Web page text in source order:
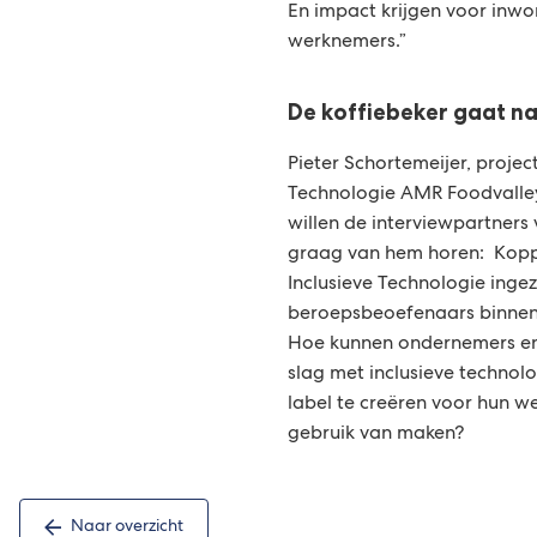
En impact krijgen voor
werknemers.”
De koffiebeker gaat
Pieter Schortemeijer,
Technologie AMR
willen de interviewpartners
graag van hem horen:
Inclusieve Technologie
beroepsbeoefenaars
Hoe kunnen ondernemers
slag met inclusieve
label te creëren voor hun
gebruik van maken?
Naar overzicht